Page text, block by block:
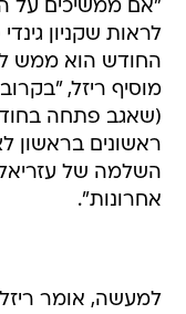
"אם ממשיכים על
לראות שקניון
החודש הוא ממש
מוסיף ריזל,
(שאגב פתחה
ראשונים בראשון
השלמה של
אחרונות".
למעשה, אומר